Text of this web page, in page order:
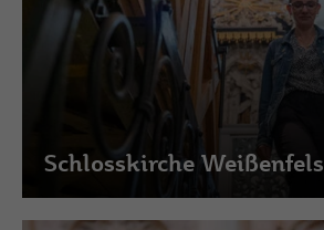
Schlosskirche Weißenfels